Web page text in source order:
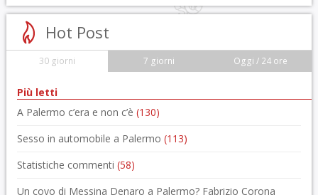
Hot Post
30 giorni 7 giorni Oggi / 24 ore
Più letti
A Palermo c’era e non c’è (130)
Sesso in automobile a Palermo (113)
Statistiche commenti (58)
Un covo di Messina Denaro a Palermo? Fabrizio Corona